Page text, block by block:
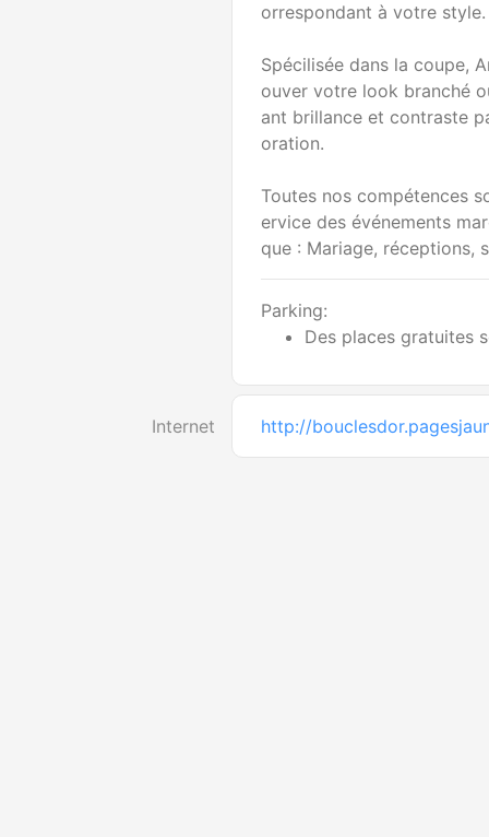
orrespondant à votre style.
Spécilisée dans la coupe,
ouver votre look branché
ant brillance et contraste
oration.
Toutes nos compétences
ervice des événements
que : Mariage, réceptions,
Parking:
Des places gratuites
Internet http://